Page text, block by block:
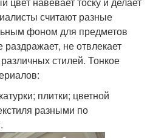
считают разные
фоном для предметов
не отвлекает
стилей. Тонкое
плитки; цветной
разными по